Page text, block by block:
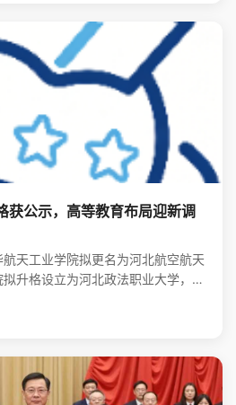
获公示，高等教育布局迎新调
天工业学院拟更名为河北航空航天
升格设立为河北政法职业大学，标